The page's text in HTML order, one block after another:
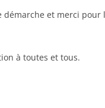
démarche et merci pour
à toutes et tous.